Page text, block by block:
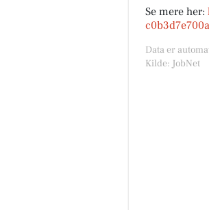
Se mere her:
Data er
Kilde: JobNet